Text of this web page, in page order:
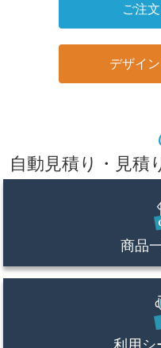
ご注
デザイ
自動見積り・見積
商品